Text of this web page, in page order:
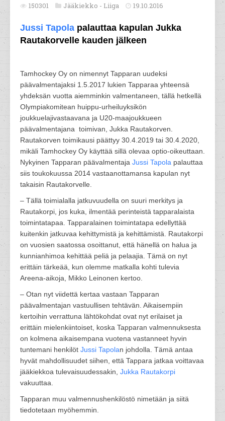
150301 Jääkiekko - Liiga 19.10.2016
Jussi Tapola palauttaa kapulan Jukka
Rautakorvelle kauden jälkeen
Tamhockey Oy on nimennyt Tapparan uudeksi
päävalmentajaksi 1.5.2017 lukien Tapparaa yhteensä
yhdeksän vuotta aiemminkin valmentaneen, tällä hetkellä
Olympiakomitean huippu-urheiluyksikön
joukkuelajivastaavana ja U20-maajoukkueen
päävalmentajana toimivan, Jukka Rautakorven.
Rautakorven toimikausi päättyy 30.4.2019 tai 30.4.2020,
mikäli Tamhockey Oy käyttää sillä olevaa optio-oikeuttaan.
Nykyinen Tapparan päävalmentaja Jussi Tapola palauttaa
siis toukokuussa 2014 vastaanottamansa kapulan nyt
takaisin Rautakorvelle.
– Tällä toimialalla jatkuvuudella on suuri merkitys ja
Rautakorpi, jos kuka, ilmentää perinteistä tapparalaista
toimintatapaa. Tapparalainen toimintatapa edellyttää
kuitenkin jatkuvaa kehittymistä ja kehittämistä. Rautakorpi
on vuosien saatossa osoittanut, että hänellä on halua ja
kunnianhimoa kehittää peliä ja pelaajia. Tämä on nyt
erittäin tärkeää, kun olemme matkalla kohti tulevia
Areena-aikoja, Mikko Leinonen kertoo.
– Otan nyt viidettä kertaa vastaan Tapparan
päävalmentajan vastuullisen tehtävän. Aikaisempiin
kertoihin verrattuna lähtökohdat ovat nyt erilaiset ja
erittäin mielenkiintoiset, koska Tapparan valmennuksesta
on kolmena aikaisempana vuotena vastanneet hyvin
tuntemani henkilöt Jussi Tapolan johdolla. Tämä antaa
hyvät mahdollisuudet siihen, että Tappara jatkaa voittavaa
jääkiekkoa tulevaisuudessakin, Jukka Rautakorpi
vakuuttaa.
Tapparan muu valmennushenkilöstö nimetään ja siitä
tiedotetaan myöhemmin.